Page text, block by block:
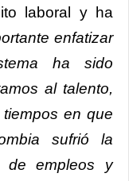
laboral y ha
enfatizar
ha sido
al talento,
en que
sufrió la
de empleos y